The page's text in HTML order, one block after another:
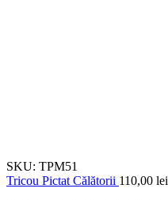
SKU: TPM51
Tricou Pictat Călătorii 110,00 lei